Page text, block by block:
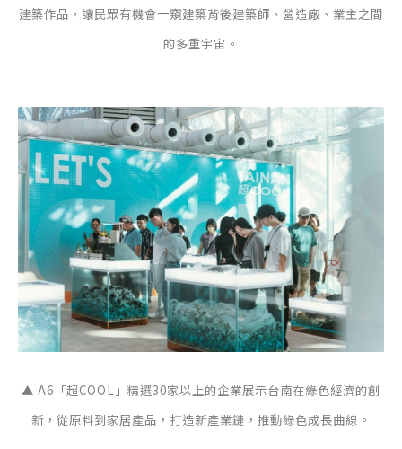
建築作品，讓民眾有機會一窺建築背後建築師、營造廠、業主之間
的多重宇宙。
▲ A6「超COOL」精選30家以上的企業展示台南在綠色經濟的創
新，從原料到家居產品，打造新產業鏈，推動綠色成長曲線。